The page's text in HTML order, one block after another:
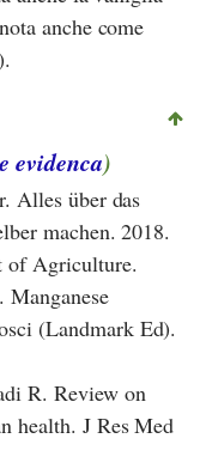
anche come
evidenca)
Alles über das
machen. 2018.
of Agriculture.
Manganese
(Landmark Ed).
R. Review on
health. J Res Med